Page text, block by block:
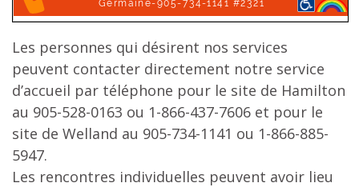
Les personnes qui désirent nos services
peuvent contacter directement notre service
d’accueil par téléphone pour le site de Hamilton
au 905-528-0163 ou 1-866-437-7606 et pour le
site de Welland au 905-734-1141 ou 1-866-885-
5947.
Les rencontres individuelles peuvent avoir lieu